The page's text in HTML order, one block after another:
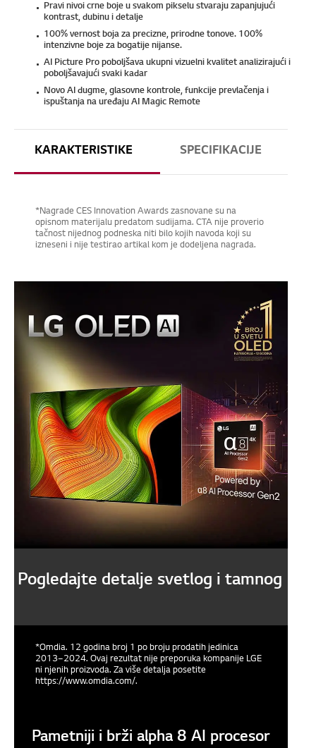
Pravi nivoi crne boje u svakom pikselu stvaraju zapanjujući
kontrast, dubinu i detalje
100% vernost boja za precizne, prirodne tonove. 100%
intenzivne boje za bogatije nijanse.
AI Picture Pro poboljšava ukupni vizuelni kvalitet analizirajući i
poboljšavajući svaki kadar
Novo AI dugme, glasovne kontrole, funkcije prevlačenja i
ispuštanja na uređaju AI Magic Remote
KARAKTERISTIKE SPECIFIKACIJE
*Nagrade CES Innovation Awards zasnovane su na
opisnom materijalu predatom sudijama. CTA nije proverio
tačnost nijednog podneska niti bilo kojih navoda koji su
izneseni i nije testirao artikal kom je dodeljena nagrada.
Pogledajte detalje svetlog i tamnog
*Omdia. 12 godina broj 1 po broju prodatih jedinica
2013–2024. Ovaj rezultat nije preporuka kompanije LGE
ni njenih proizvoda. Za više detalja posetite
https://www.omdia.com/.
Pametniji i brži alpha 8 AI procesor